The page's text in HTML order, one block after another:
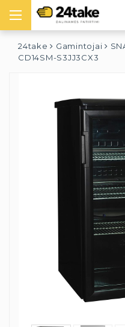
24take Gamintojai
CD14SM-S3JJ3CX3